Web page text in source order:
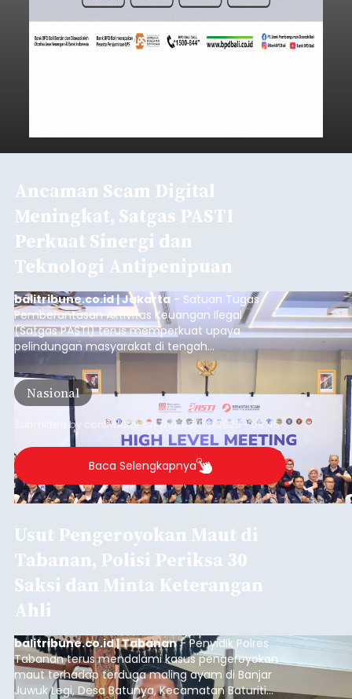
Ancaman Scam Digital
Meningkat, Satgas PASTI
Perkuat Sinergi dan
Teknologi Antipenipuan
balitribune.co.id | Jakarta - Satuan Tugas
Pemberantasan Aktivitas Keuangan Ilegal
(Satgas PASTI) terus memperkuat upaya
pelindungan masyarakat di tengah
meningkatnya ancaman penipuan digital yang
semakin kompleks.
Nasional
Submitted by contributoronThu, 08/06/2026 - 09:45
Baca Selengkapnya
Usut Pengeroyokan Maut di
Tabanan, Polisi Periksa 30
Saksi dan Minta Keterangan
Ahli
balitribune.co.id | Tabanan- Penyidik Polres
Tabanan terus mendalami kasus pengeroyokan
maut terhadap terduga maling ayam di Banjar
Juwuk Legi, Desa Batunya, Kecamatan Baturiti